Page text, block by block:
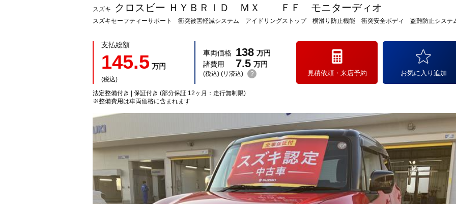
スズキ クロスビー ＨＹＢＲＩＤ ＭＸ ＦＦ モニターディオ
スズキセーフティーサポート 衝突被害軽減システム アイドリングストップ 横滑り防止機能 衝突安全ボディ 盗難防止システ
支払総額
145.5 万円
(税込)
車両価格 138 万円
諸費用
7.5 万円
(税込) (リ済込) ?
法定整備付き | 保証付き (部分保証 12ヶ月：走行無制限)
※整備費用は車両価格に含まれます
見積依頼・来店予約 お気に入り追加